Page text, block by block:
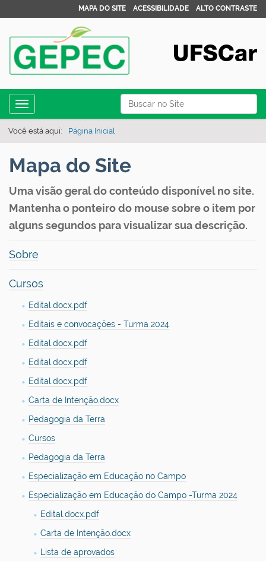
Busca
Busca Avançada…
MAPA DO SITE ACESSIBILIDADE ALTO CONTRASTE
Toggle navigation
Você está aqui: Página Inicial
Mapa do Site
Uma visão geral do conteúdo disponível no site.
Mantenha o ponteiro do mouse sobre o item por
alguns segundos para visualizar sua descrição.
Sobre
Cursos
Edital.docx.pdf
Editais e convocações - Turma 2024
Edital.docx.pdf
Edital.docx.pdf
Edital.docx.pdf
Carta de Intenção.docx
Pedagogia da Terra
Cursos
Pedagogia da Terra
Especialização em Educação no Campo
Especialização em Educação do Campo -Turma 2024
Edital.docx.pdf
Carta de Intenção.docx
Lista de aprovados